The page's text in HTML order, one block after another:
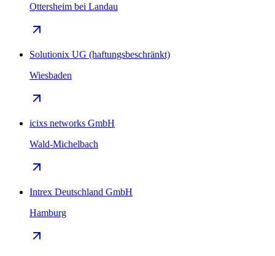
Ottersheim bei Landau
Solutionix UG (haftungsbeschränkt)
Wiesbaden
icixs networks GmbH
Wald-Michelbach
Intrex Deutschland GmbH
Hamburg